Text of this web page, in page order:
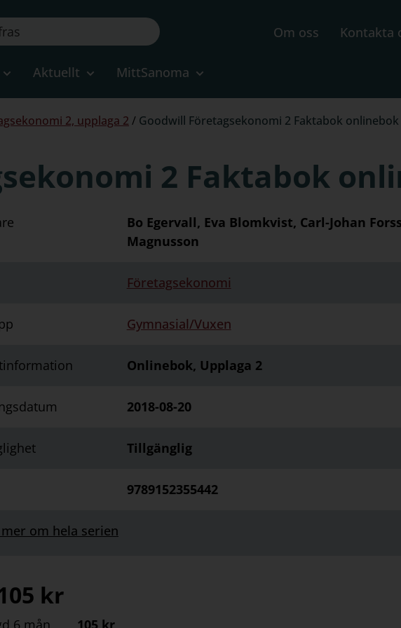
Om oss Kontakta
Aktuellt MittSanoma
2, upplaga 2 / Goodwill Företagsekonomi 2 Faktabok onlinebok
2 Faktabok
Bo Egervall, Eva Blomkvist, Carl-Johan
Magnusson
Företagsekonomi
Gymnasial/Vuxen
Onlinebok, Upplaga 2
2018-08-20
Tillgänglig
9789152355442
mer om hela serien
kr
6 mån
105 kr